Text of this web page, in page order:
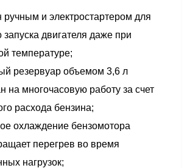
и электростартером для
запуска двигателя даже при
температуре;
резервуар объемом 3,6 л
на многочасовую работу за счет
расхода бензина;
охлаждение бензомотора
перегрев во время
нагрузок;